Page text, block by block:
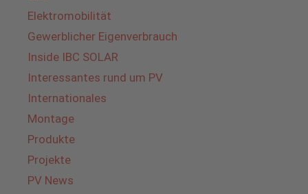
Elektromobilität
Gewerblicher Eigenverbrauch
Inside IBC SOLAR
Interessantes rund um PV
Internationales
Montage
Produkte
Projekte
PV News